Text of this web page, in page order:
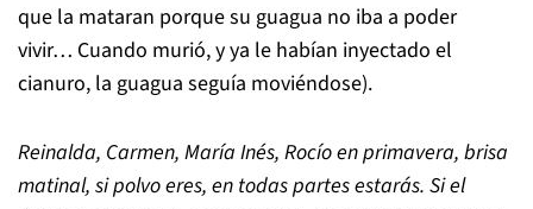
que la mataran porque su guagua no iba a poder
vivir… Cuando murió, y ya le habían inyectado el
cianuro, la guagua seguía moviéndose).
Reinalda, Carmen, María Inés, Rocío en primavera, brisa
matinal, si polvo eres, en todas partes estarás. Si el